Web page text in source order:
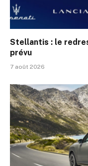
Stellantis : le
prévu
7 août 2026